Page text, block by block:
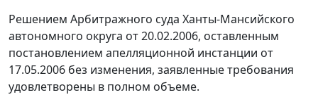
Решением Арбитражного суда Ханты-Мансийского
автономного округа от 20.02.2006, оставленным
постановлением апелляционной инстанции от
17.05.2006 без изменения, заявленные требования
удовлетворены в полном объеме.